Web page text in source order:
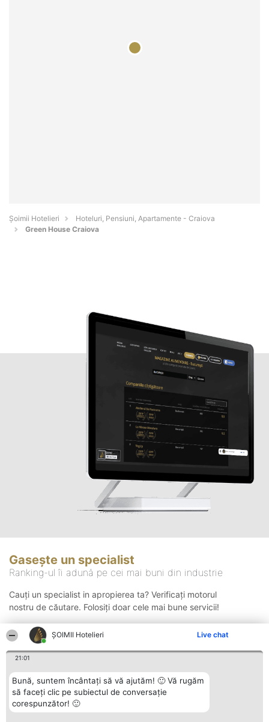
ȘOIMII Hotelieri Live chat
21:01
Bună, suntem încântați să vă ajutăm! 🙂 Vă rugăm
să faceți clic pe subiectul de conversație
corespunzător! 🙂
Șoimii Hotelieri
Hoteluri, Pensiuni, Apartamente - Craiova
Green House Craiova
Gasește un specialist
Ranking-ul îi adună pe cei mai buni din industrie
Cauți un specialist in apropierea ta? Verificați motorul
nostru de căutare. Folosiți doar cele mai bune servicii!